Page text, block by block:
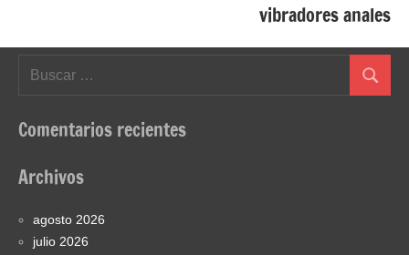
vibradores anales
Buscar
Comentarios recientes
Archivos
agosto 2026
julio 2026